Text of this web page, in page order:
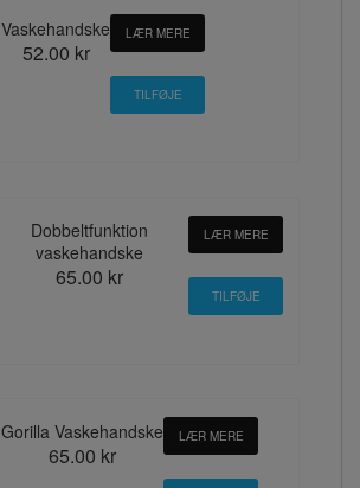
Vaskehandske
52.00 kr
LÆR MERE
Dobbeltfunktion
vaskehandske
65.00 kr
LÆR MERE
Gorilla Vaskehandske
65.00 kr
LÆR MERE